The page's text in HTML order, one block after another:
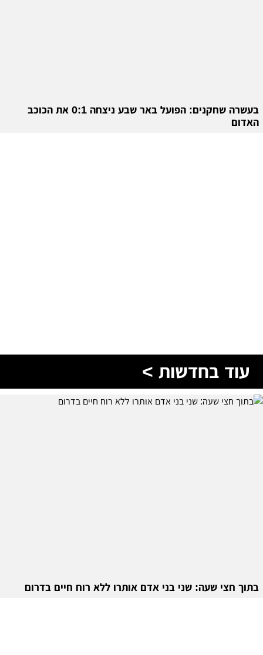
בעשרה שחקנים: הפועל באר שבע ניצחה 0:1 את הכוכב
האדום
עוד בחדשות >
בתוך חצי שעה: שני בני אדם אותרו ללא רוח חיים בדרום